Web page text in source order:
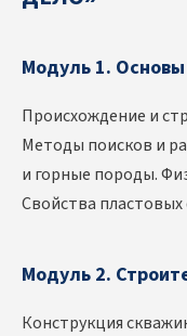
Модуль 1. Основы
Происхождение и
Методы поисков и
и горные породы.
Свойства
Модуль 2.
Конструкция